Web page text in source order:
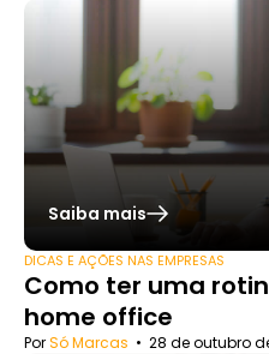
Saiba mais
DICAS E AÇÕES NAS EMPRESAS
Como ter uma
home office
PorSó Marcas • 28 de outubro